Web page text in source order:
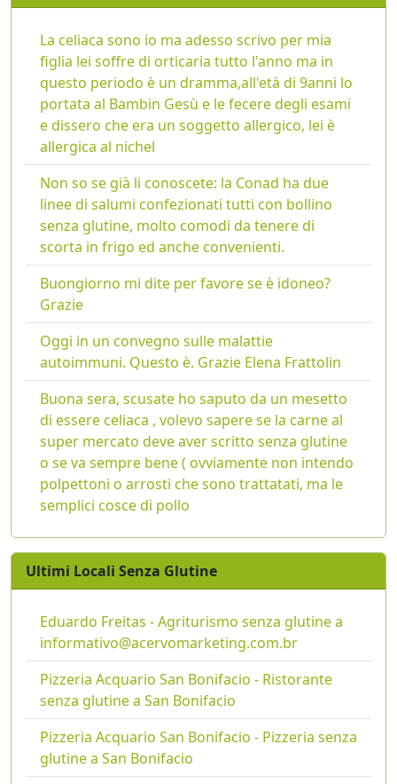
La celiaca sono io ma adesso scrivo per mia
figlia lei soffre di orticaria tutto l'anno ma in
questo periodo è un dramma,all'età di 9anni lo
portata al Bambin Gesù e le fecere degli esami
e dissero che era un soggetto allergico, lei è
allergica al nichel
Non so se già li conoscete: la Conad ha due
linee di salumi confezionati tutti con bollino
senza glutine, molto comodi da tenere di
scorta in frigo ed anche convenienti.
Buongiorno mi dite per favore se è idoneo?
Grazie
Oggi in un convegno sulle malattie
autoimmuni. Questo è. Grazie Elena Frattolin
Buona sera, scusate ho saputo da un mesetto
di essere celiaca , volevo sapere se la carne al
super mercato deve aver scritto senza glutine
o se va sempre bene ( ovviamente non intendo
polpettoni o arrosti che sono trattatati, ma le
semplici cosce di pollo
Ultimi Locali Senza Glutine
Eduardo Freitas - Agriturismo senza glutine a
informativo@acervomarketing.com.br
Pizzeria Acquario San Bonifacio - Ristorante
senza glutine a San Bonifacio
Pizzeria Acquario San Bonifacio - Pizzeria senza
glutine a San Bonifacio